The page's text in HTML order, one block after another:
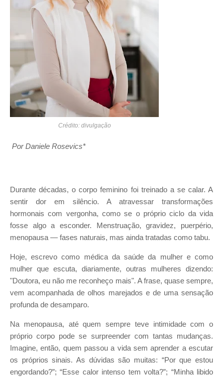
Crédito: divulgação
Por Daniele Rosevics*
Durante décadas, o corpo feminino foi treinado a se calar. A
sentir dor em silêncio. A atravessar transformações
hormonais com vergonha, como se o próprio ciclo da vida
fosse algo a esconder. Menstruação, gravidez, puerpério,
menopausa — fases naturais, mas ainda tratadas como tabu.
Hoje, escrevo como médica da saúde da mulher e como
mulher que escuta, diariamente, outras mulheres dizendo:
"Doutora, eu não me reconheço mais". A frase, quase sempre,
vem acompanhada de olhos marejados e de uma sensação
profunda de desamparo.
Na menopausa, até quem sempre teve intimidade com o
próprio corpo pode se surpreender com tantas mudanças.
Imagine, então, quem passou a vida sem aprender a escutar
os próprios sinais. As dúvidas são muitas: “Por que estou
engordando?”; “Esse calor intenso tem volta?”; “Minha libido